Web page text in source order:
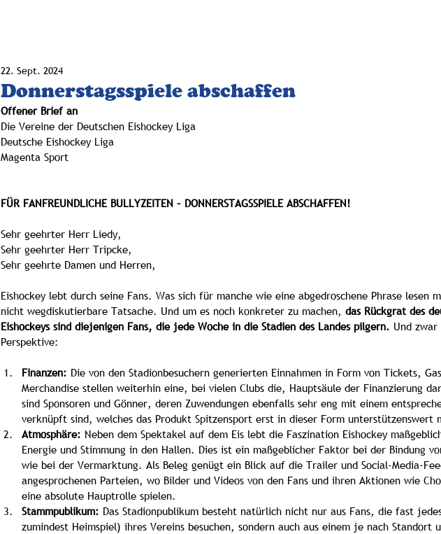
Donnerstagsspiele abschaffen
22. Sept. 2024
Offener Brief an
Die Vereine der Deutschen Eishockey Liga
Deutsche Eishockey Liga
Magenta Sport
FÜR FANFREUNDLICHE BULLYZEITEN – DONNERSTAGSSPIELE ABSCHAFFEN!
Sehr geehrter Herr Liedy,
Sehr geehrter Herr Tripcke,
Sehr geehrte Damen und Herren,
Eishockey lebt durch seine Fans. Was sich für manche wie eine abgedroschene Phrase lesen
nicht wegdiskutierbare Tatsache. Und um es noch konkreter zu machen, das Rückgrat des
Eishockeys sind diejenigen Fans, die jede Woche in die Stadien des Landes pilgern. Und
Perspektive:
Finanzen: Die von den Stadionbesuchern generierten Einnahmen in Form von Tickets,
Merchandise stellen weiterhin eine, bei vielen Clubs die, Hauptsäule der Finanzierung
sind Sponsoren und Gönner, deren Zuwendungen ebenfalls sehr eng mit einem
verknüpft sind, welches das Produkt Spitzensport erst in dieser Form unterstützenswert
Atmosphäre: Neben dem Spektakel auf dem Eis lebt die Faszination Eishockey
Energie und Stimmung in den Hallen. Dies ist ein maßgeblicher Faktor bei der Bindung
wie bei der Vermarktung. Als Beleg genügt ein Blick auf die Trailer und Social-Media-
angesprochenen Parteien, wo Bilder und Videos von den Fans und ihren Aktionen wie
eine absolute Hauptrolle spielen.
Stammpublikum: Das Stadionpublikum besteht natürlich nicht nur aus Fans, die fast
zumindest Heimspiel) ihres Vereins besuchen, sondern auch aus einem je nach Standort